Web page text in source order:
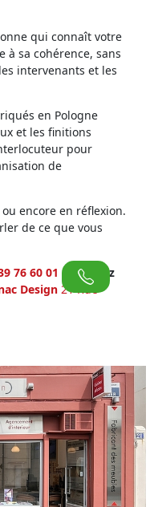
qui connaît votre
à sa cohérence, sans
intervenants et les
en Pologne
et les finitions
pour
de
encore en réflexion.
de ce que vous
76 60 01 ou venez
Design 21 Rue